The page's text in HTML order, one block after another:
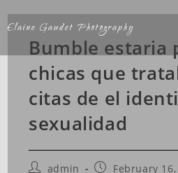
Elaine Gaudet Photography
Bumble estaria
chicas que
citas de el
sexualidad
admin
February 16,